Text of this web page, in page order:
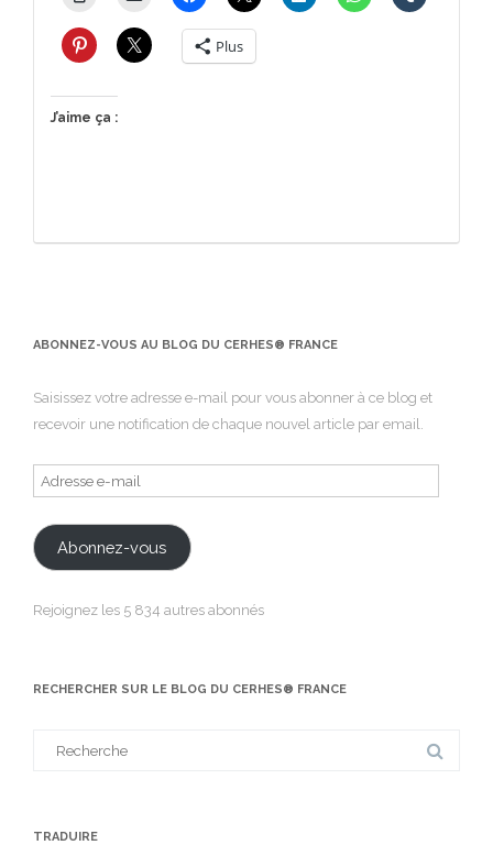
Plus
J’aime ça :
ABONNEZ-VOUS AU BLOG DU CERHES® FRANCE
Saisissez votre adresse e-mail pour vous abonner à ce blog et
recevoir une notification de chaque nouvel article par email.
Adresse
e-
mail
Abonnez-vous
Rejoignez les 5 834 autres abonnés
RECHERCHER SUR LE BLOG DU CERHES® FRANCE
TRADUIRE